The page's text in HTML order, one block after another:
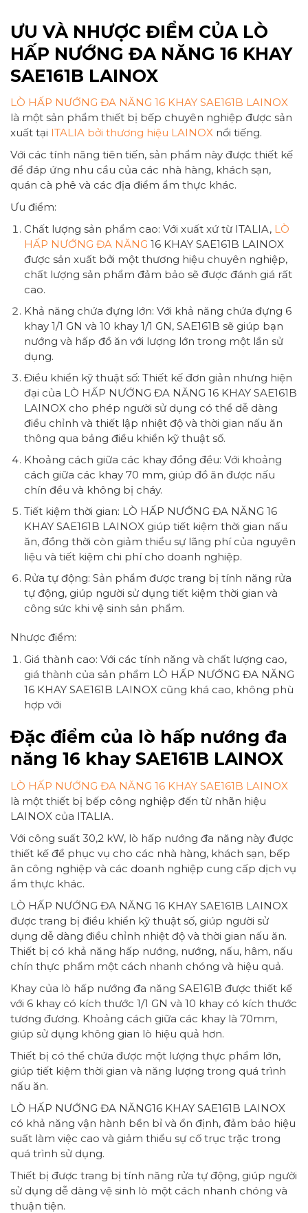
ƯU VÀ NHƯỢC ĐIỂM CỦA LÒ
HẤP NƯỚNG ĐA NĂNG 16 KHAY
SAE161B LAINOX
LÒ HẤP NƯỚNG ĐA NĂNG 16 KHAY SAE161B LAINOX
là một sản phẩm thiết bị bếp chuyên nghiệp được sản
xuất tại ITALIA bởi thương hiệu LAINOX nổi tiếng.
Với các tính năng tiên tiến, sản phẩm này được thiết kế
để đáp ứng nhu cầu của các nhà hàng, khách sạn,
quán cà phê và các địa điểm ẩm thực khác.
Ưu điểm:
Chất lượng sản phẩm cao: Với xuất xứ từ ITALIA, LÒ
HẤP NƯỚNG ĐA NĂNG 16 KHAY SAE161B LAINOX
được sản xuất bởi một thương hiệu chuyên nghiệp,
chất lượng sản phẩm đảm bảo sẽ được đánh giá rất
cao.
Khả năng chứa đựng lớn: Với khả năng chứa đựng 6
khay 1/1 GN và 10 khay 1/1 GN, SAE161B sẽ giúp bạn
nướng và hấp đồ ăn với lượng lớn trong một lần sử
dụng.
Điều khiển kỹ thuật số: Thiết kế đơn giản nhưng hiện
đại của LÒ HẤP NƯỚNG ĐA NĂNG 16 KHAY SAE161B
LAINOX cho phép người sử dụng có thể dễ dàng
điều chỉnh và thiết lập nhiệt độ và thời gian nấu ăn
thông qua bảng điều khiển kỹ thuật số.
Khoảng cách giữa các khay đồng đều: Với khoảng
cách giữa các khay 70 mm, giúp đồ ăn được nấu
chín đều và không bị cháy.
Tiết kiệm thời gian: LÒ HẤP NƯỚNG ĐA NĂNG 16
KHAY SAE161B LAINOX giúp tiết kiệm thời gian nấu
ăn, đồng thời còn giảm thiểu sự lãng phí của nguyên
liệu và tiết kiệm chi phí cho doanh nghiệp.
Rửa tự động: Sản phẩm được trang bị tính năng rửa
tự động, giúp người sử dụng tiết kiệm thời gian và
công sức khi vệ sinh sản phẩm.
Nhược điểm:
Giá thành cao: Với các tính năng và chất lượng cao,
giá thành của sản phẩm LÒ HẤP NƯỚNG ĐA NĂNG
16 KHAY SAE161B LAINOX cũng khá cao, không phù
hợp với
Đặc điểm của lò hấp nướng đa
năng 16 khay SAE161B LAINOX
LÒ HẤP NƯỚNG ĐA NĂNG 16 KHAY SAE161B LAINOX
là một thiết bị bếp công nghiệp đến từ nhãn hiệu
LAINOX của ITALIA.
Với công suất 30,2 kW, lò hấp nướng đa năng này được
thiết kế để phục vụ cho các nhà hàng, khách sạn, bếp
ăn công nghiệp và các doanh nghiệp cung cấp dịch vụ
ẩm thực khác.
LÒ HẤP NƯỚNG ĐA NĂNG 16 KHAY SAE161B LAINOX
được trang bị điều khiển kỹ thuật số, giúp người sử
dụng dễ dàng điều chỉnh nhiệt độ và thời gian nấu ăn.
Thiết bị có khả năng hấp nướng, nướng, nấu, hâm, nấu
chín thực phẩm một cách nhanh chóng và hiệu quả.
Khay của lò hấp nướng đa năng SAE161B được thiết kế
với 6 khay có kích thước 1/1 GN và 10 khay có kích thước
tương đương. Khoảng cách giữa các khay là 70mm,
giúp sử dụng không gian lò hiệu quả hơn.
Thiết bị có thể chứa được một lượng thực phẩm lớn,
giúp tiết kiệm thời gian và năng lượng trong quá trình
nấu ăn.
LÒ HẤP NƯỚNG ĐA NĂNG16 KHAY SAE161B LAINOX
có khả năng vận hành bền bỉ và ổn định, đảm bảo hiệu
suất làm việc cao và giảm thiểu sự cố trục trặc trong
quá trình sử dụng.
Thiết bị được trang bị tính năng rửa tự động, giúp người
sử dụng dễ dàng vệ sinh lò một cách nhanh chóng và
thuận tiện.